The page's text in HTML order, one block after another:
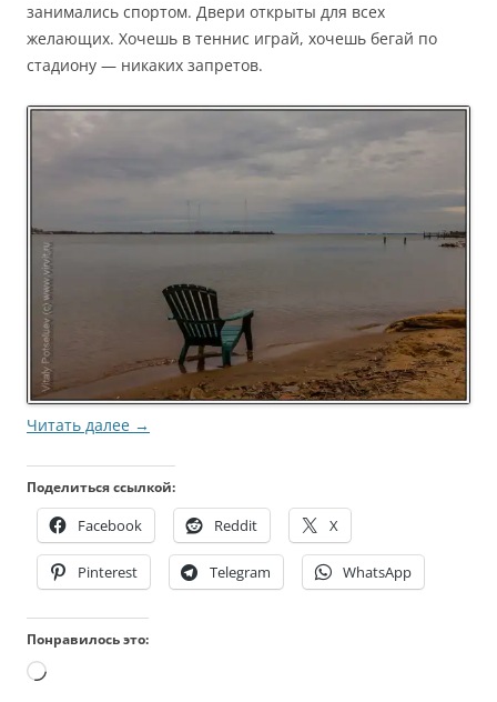
занимались спортом. Двери открыты для всех
желающих. Хочешь в теннис играй, хочешь бегай по
стадиону — никаких запретов.
Читать далее →
Поделиться ссылкой:
Facebook Reddit X
Pinterest Telegram WhatsApp
Понравилось это:
Загрузка…